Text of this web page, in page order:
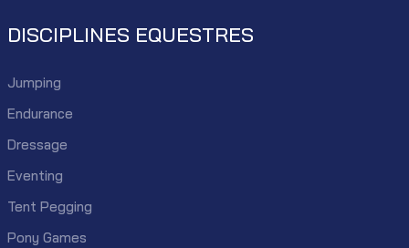
DISCIPLINES EQUESTRES
Jumping
Endurance
Dressage
Eventing
Tent Pegging
Pony Games